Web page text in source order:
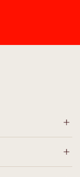
보다 더빠른 속